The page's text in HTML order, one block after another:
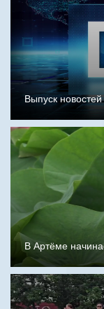
Выпуск
В Артёме